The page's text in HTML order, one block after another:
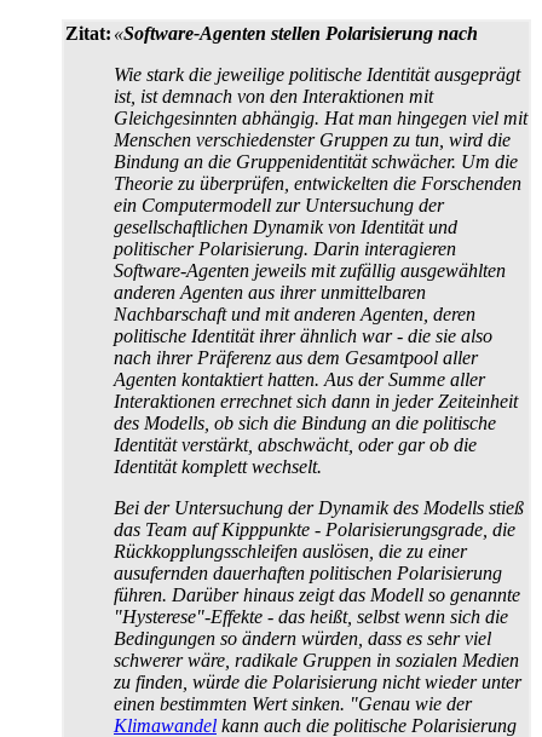
Zitat: «Software-Agenten stellen Polarisierung nach
Wie stark die jeweilige politische Identität ausgeprägt
ist, ist demnach von den Inter­aktionen mit
Gleichgesinnten abhängig. Hat man hingegen viel mit
Menschen verschiedenster Gruppen zu tun, wird die
Bindung an die Gruppen­identität schwächer. Um die
Theorie zu überprüfen, entwickelten die Forschenden
ein Computermodell zur Untersuchung der
gesellschaftlichen Dynamik von Identität und
politischer Polarisierung. Darin interagieren
Software-Agenten jeweils mit zufällig ausgewählten
anderen Agenten aus ihrer unmittelbaren
Nachbarschaft und mit anderen Agenten, deren
politische Identität ihrer ähnlich war - die sie also
nach ihrer Präferenz aus dem Gesamtpool aller
Agenten kontaktiert hatten. Aus der Summe aller
Interaktionen errechnet sich dann in jeder Zeiteinheit
des Modells, ob sich die Bindung an die politische
Identität verstärkt, abschwächt, oder gar ob die
Identität komplett wechselt.
Bei der Untersuchung der Dynamik des Modells stieß
das Team auf Kipppunkte - Polarisierungs­grade, die
Rück­kopplungs­schleifen auslösen, die zu einer
ausufernden dauerhaften politischen Polarisierung
führen. Darüber hinaus zeigt das Modell so genannte
"Hysterese"-Effekte - das heißt, selbst wenn sich die
Bedingungen so ändern würden, dass es sehr viel
schwerer wäre, radikale Gruppen in sozialen Medien
zu finden, würde die Polarisierung nicht wieder unter
einen bestimmten Wert sinken. "Genau wie der
Klimawandel kann auch die politische Polarisierung